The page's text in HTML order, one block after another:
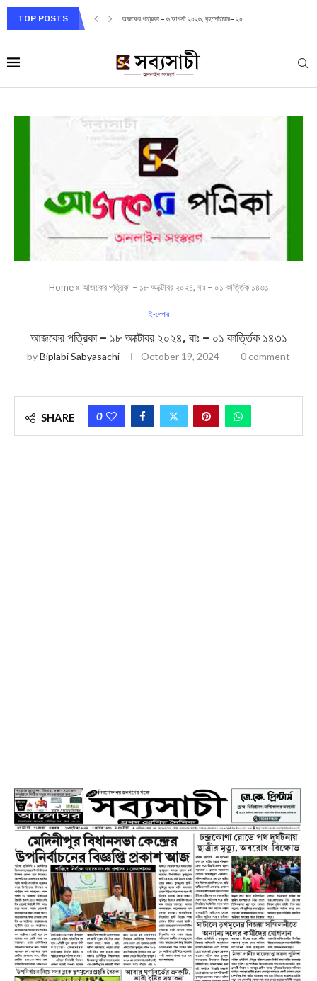
TOP POSTS আজকের পত্রিকা – ৬ আগস্ট ২০২৬, বৃহস্পতিবার– ২০...
Home» আজকের পত্রিকা – ১৮ অক্টোবর ২০২৪, বাঃ – ০১ কার্ত্তিক ১৪৩১
ই-পেপার
আজকের পত্রিকা – ১৮ অক্টোবর ২০২৪, বাঃ – ০১ কার্ত্তিক ১৪৩১
byBiplabi Sabyasachi October 19, 2024 0 comment
SHARE 0